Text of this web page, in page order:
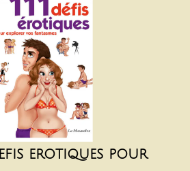
erotiques pour